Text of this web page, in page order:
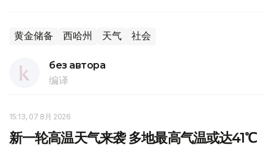
黄金储备 西哈州 天气 社会
без автора
编译
15:13, 07 8月 2026
新一轮高温天气来袭 多地最高气温或达41℃